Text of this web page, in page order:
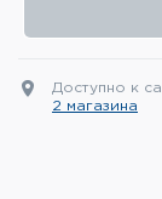
Доступно к
2 магазина